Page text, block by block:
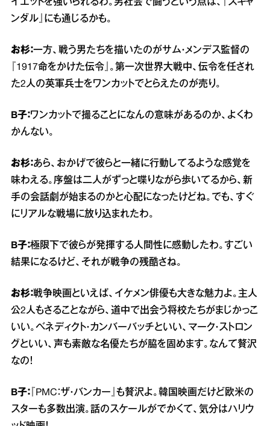
イエットを強いられるわ。男社会で闘うという点は、『スキャ
ンダル』にも通じるかも。
お杉：一方、戦う男たちを描いたのがサム・メンデス監督の
『1917命をかけた伝令』。第一次世界大戦中、伝令を任され
た2人の英軍兵士をワンカットでとらえたのが売り。
B子：ワンカットで撮ることになんの意味があるのか、よくわ
かんない。
お杉：あら、おかげで彼らと一緒に行動してるような感覚を
味わえる。序盤は二人がずっと喋りながら歩いてるから、新
手の会話劇が始まるのかと心配になったけどね。でも、すぐ
にリアルな戦場に放り込まれたわ。
B子：極限下で彼らが発揮する人間性に感動したわ。すごい
結果になるけど、それが戦争の残酷さね。
お杉：戦争映画といえば、イケメン俳優も大きな魅力よ。主人
公2人もさることながら、道中で出会う将校たちがまじかっこ
いい。ベネディクト・カンバーバッチといい、マーク・ストロン
グといい、声も素敵な名優たちが脇を固めます。なんて贅沢
なの！
B子： 『PMC：ザ・バンカー』も贅沢よ。韓国映画だけど欧米の
スターも多数出演。話のスケールがでかくて、気分はハリウ